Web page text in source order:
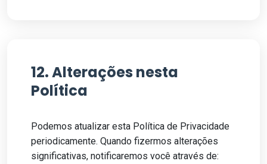
12. Alterações nesta
Política
Podemos atualizar esta Política de Privacidade
periodicamente. Quando fizermos alterações
significativas, notificaremos você através de: